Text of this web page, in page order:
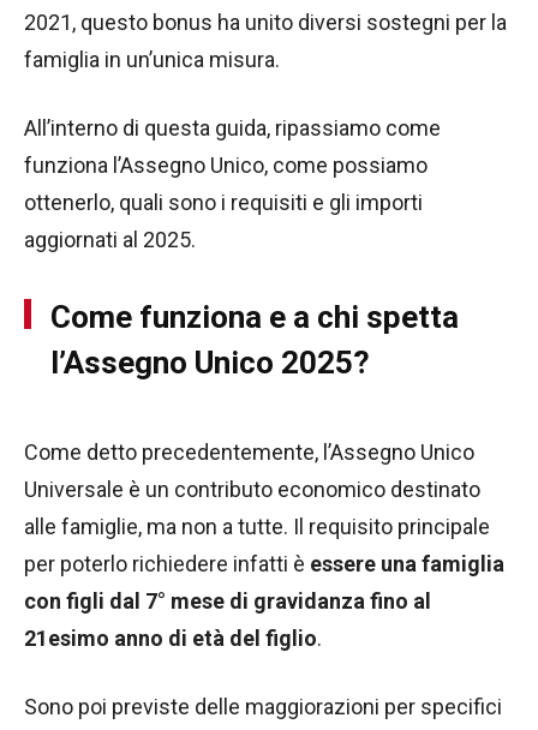
2021, questo bonus ha unito diversi sostegni per la
famiglia in un’unica misura.
All’interno di questa guida, ripassiamo come
funziona l’Assegno Unico, come possiamo
ottenerlo, quali sono i requisiti e gli importi
aggiornati al 2025.
Come funziona e a chi spetta
l’Assegno Unico 2025?
Come detto precedentemente, l’Assegno Unico
Universale è un contributo economico destinato
alle famiglie, ma non a tutte. Il requisito principale
per poterlo richiedere infatti è essere una famiglia
con figli dal 7° mese di gravidanza fino al
21esimo anno di età del figlio.
Sono poi previste delle maggiorazioni per specifici